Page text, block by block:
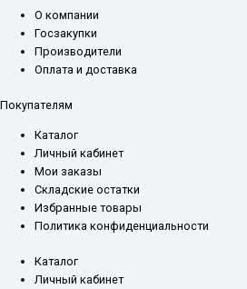
О компании
Госзакупки
Производители
Оплата и доставка
Покупателям
Каталог
Личный кабинет
Мои заказы
Складские остатки
Избранные товары
Политика конфиденциальности
Каталог
Личный кабинет